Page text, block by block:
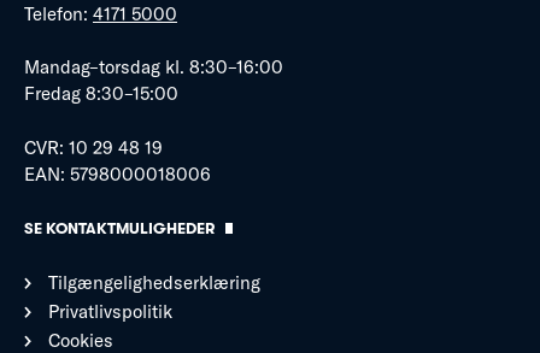
Telefon: 4171 5000
Mandag–torsdag kl. 8:30–16:00
Fredag 8:30–15:00
CVR: 10 29 48 19
EAN: 5798000018006
SE KONTAKTMULIGHEDER
Tilgængelighedserklæring
Privatlivspolitik
Cookies